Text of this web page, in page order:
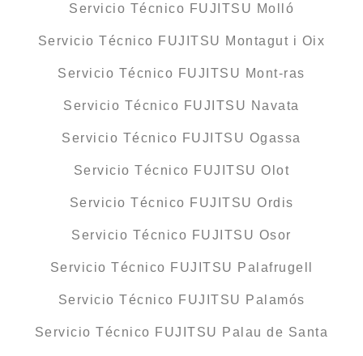
Servicio Técnico FUJITSU Molló
Servicio Técnico FUJITSU Montagut i Oix
Servicio Técnico FUJITSU Mont-ras
Servicio Técnico FUJITSU Navata
Servicio Técnico FUJITSU Ogassa
Servicio Técnico FUJITSU Olot
Servicio Técnico FUJITSU Ordis
Servicio Técnico FUJITSU Osor
Servicio Técnico FUJITSU Palafrugell
Servicio Técnico FUJITSU Palamós
Servicio Técnico FUJITSU Palau de Santa